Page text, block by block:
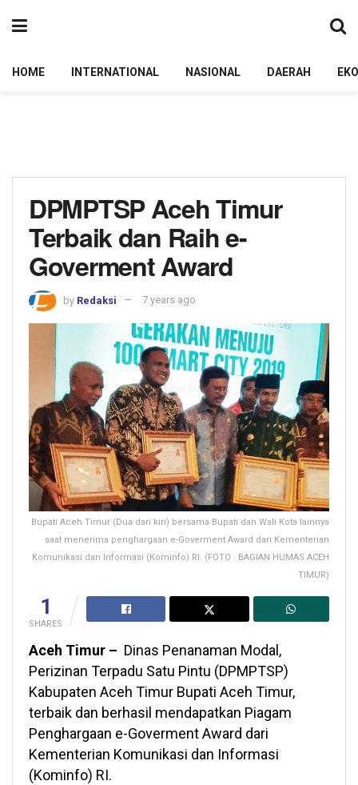
HOME INTERNATIONAL NASIONAL DAERAH
DPMPTSP Aceh Timur
Terbaik dan Raih e-
Goverment Award
by Redaksi 7 years ago
Bupati Aceh Timur (Dua dari kiri) bersama Bupati dan Wali Kota lainnya
saat menerima penghargaan e-Goverment Award dari Kementerian
Komunikasi dan Informasi (Kominfo) RI. (FOTO : BAGIAN HUMAS ACEH
TIMUR)
1
SHARES
Aceh Timur – Dinas Penanaman Modal,
Perizinan Terpadu Satu Pintu (DPMPTSP)
Kabupaten Aceh Timur Bupati Aceh Timur,
terbaik dan berhasil mendapatkan Piagam
Penghargaan e-Goverment Award dari
Kementerian Komunikasi dan Informasi
(Kominfo) RI.